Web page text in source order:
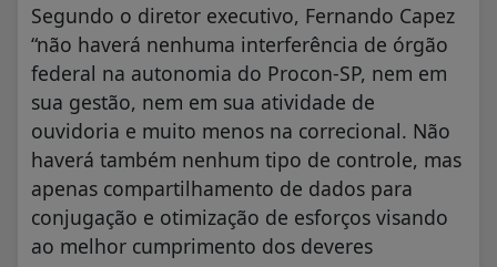
Segundo o diretor executivo, Fernando Capez
“não haverá nenhuma interferência de órgão
federal na autonomia do Procon-SP, nem em
sua gestão, nem em sua atividade de
ouvidoria e muito menos na correcional. Não
haverá também nenhum tipo de controle, mas
apenas compartilhamento de dados para
conjugação e otimização de esforços visando
ao melhor cumprimento dos deveres